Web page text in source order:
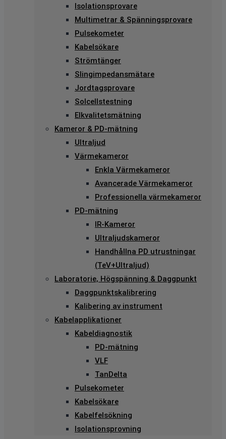
Isolationsprovare
Multimetrar & Spänningsprovare
Pulsekometer
Kabelsökare
Strömtänger
Slingimpedansmätare
Jordtagsprovare
Solcellstestning
Elkvalitetsmätning
Kameror & PD-mätning
Ultraljud
Värmekameror
Enkla Värmekameror
Avancerade Värmekameror
Professionella värmekameror
PD-mätning
IR-Kameror
Ultraljudskameror
Handhållna PD utrustningar
(TeV+Ultraljud)
Laboratorie, Högspänning & Daggpunkt
Daggpunktskalibrering
Kalibering av instrument
Kabelapplikationer
Kabeldiagnostik
PD-mätning
VLF
TanDelta
Pulsekometer
Kabelsökare
Kabelfelsökning
Isolationsprovning